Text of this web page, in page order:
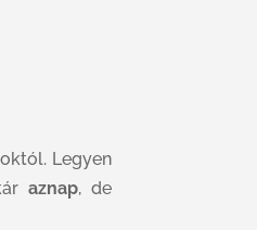
Legyen
aznap, de